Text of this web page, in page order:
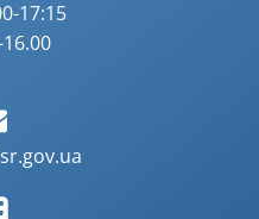
17:15